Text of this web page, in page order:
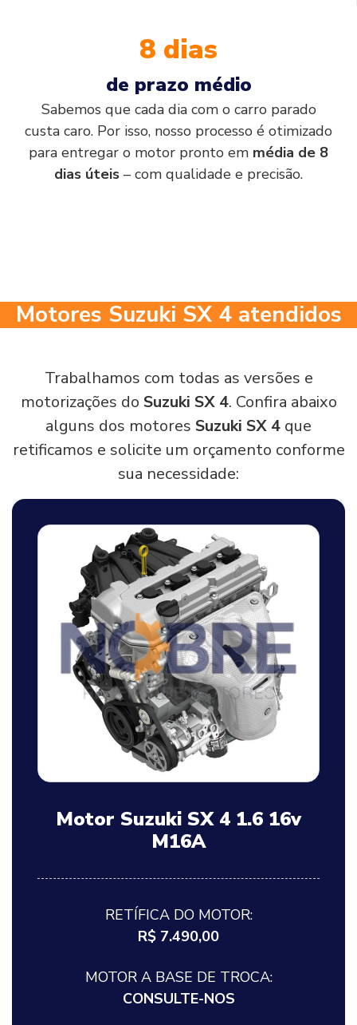
8 dias
de prazo médio
Sabemos que cada dia com o carro parado
custa caro. Por isso, nosso processo é otimizado
para entregar o motor pronto em média de 8
dias úteis – com qualidade e precisão.
Motores Suzuki SX 4 atendidos
Trabalhamos com todas as versões e
motorizações do Suzuki SX 4. Confira abaixo
alguns dos motores Suzuki SX 4 que
retificamos e solicite um orçamento conforme
sua necessidade:
Motor Suzuki SX 4 1.6 16v
M16A
RETÍFICA DO MOTOR:
R$ 7.490,00
MOTOR A BASE DE TROCA:
CONSULTE-NOS